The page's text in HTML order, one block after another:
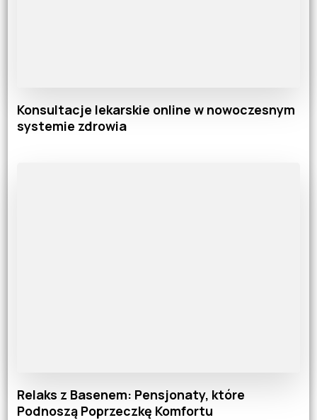
Konsultacje lekarskie online w nowoczesnym
systemie zdrowia
Relaks z Basenem: Pensjonaty, które
Podnoszą Poprzeczkę Komfortu